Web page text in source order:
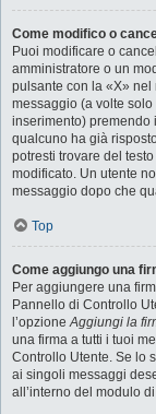
Come modifico o
Puoi modificare o
amministratore o un
pulsante con la «X»
messaggio (a volte
inserimento) premendo
qualcuno ha già
potresti trovare del
modificato. Un utente
messaggio dopo che
Top
Come aggiungo una
Per aggiungere una
Pannello di Controllo
l’opzioneAggiungi la
una firma a tutti i tuoi
Controllo Utente. Se lo
ai singoli messaggi
all’interno del modulo